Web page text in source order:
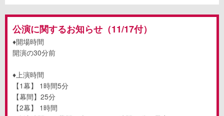
公演に関するお知らせ（11/17付）
♦開場時間
開演の30分前
♦上演時間
【1幕】 1時間5分
【幕間】25分
【2幕】 1時間